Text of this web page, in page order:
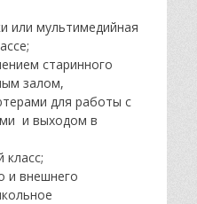
или мультимедийная
старинного
залом,
для работы с
и выходом в
и внешнего